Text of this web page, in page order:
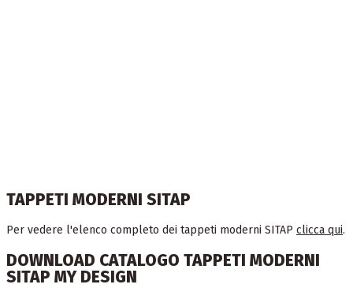
TAPPETI MODERNI SITAP
Per vedere l'elenco completo dei tappeti moderni SITAP clicca qui.
DOWNLOAD CATALOGO TAPPETI MODERNI
SITAP MY DESIGN